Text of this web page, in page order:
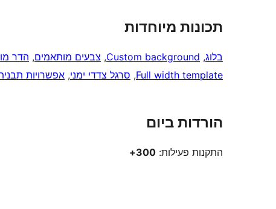
תכונות מיוחדות
בלוג,
Custom background
, צבעים מותאמים, הדר
Full width template
, סרגל צדדי ימני, אפשרויות
הורדות ביום
התקנות פעילות: 300+